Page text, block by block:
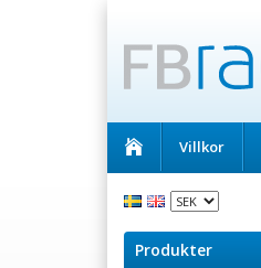
Villkor
Produkter